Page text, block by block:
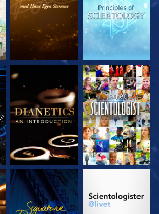
UTFORSK SERIEN SE
SE UTFORSK SERIEN